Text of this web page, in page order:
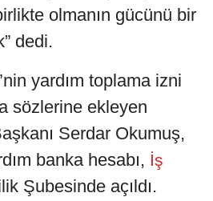
olmanın gücünü bir
dedi.
yardım toplama izni
sözlerine ekleyen
Serdar Okumuş,
banka hesabı, İş
Şubesinde açıldı.